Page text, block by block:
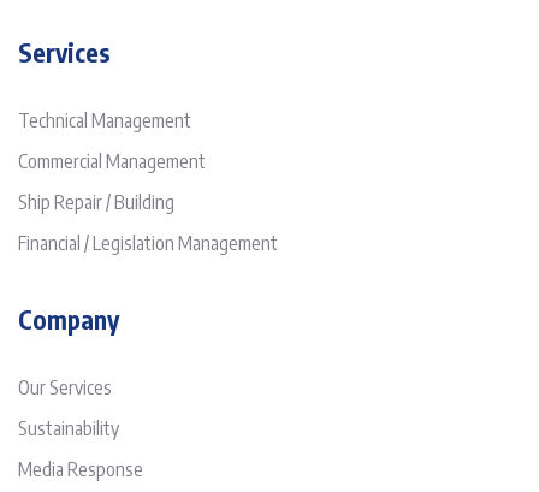
Services
Technical Management
Commercial Management
Ship Repair / Building
Financial / Legislation Management
Company
Our Services
Sustainability
Media Response